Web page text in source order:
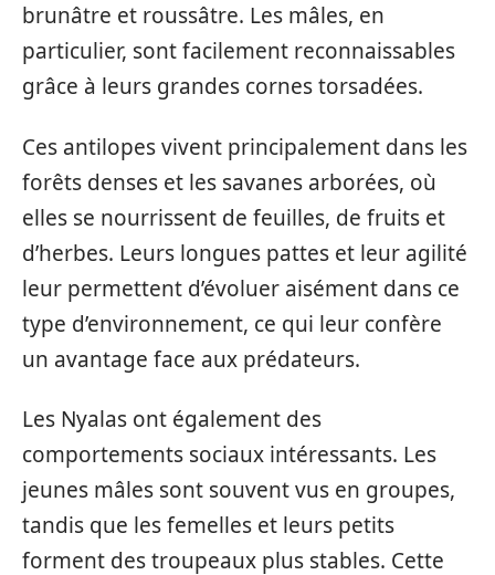
brunâtre et roussâtre. Les mâles, en
particulier, sont facilement reconnaissables
grâce à leurs grandes cornes torsadées.
Ces antilopes vivent principalement dans les
forêts denses et les savanes arborées, où
elles se nourrissent de feuilles, de fruits et
d’herbes. Leurs longues pattes et leur agilité
leur permettent d’évoluer aisément dans ce
type d’environnement, ce qui leur confère
un avantage face aux prédateurs.
Les Nyalas ont également des
comportements sociaux intéressants. Les
jeunes mâles sont souvent vus en groupes,
tandis que les femelles et leurs petits
forment des troupeaux plus stables. Cette